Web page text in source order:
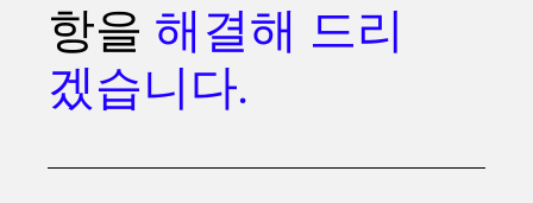
항을 해결해 드리
겠습니다.